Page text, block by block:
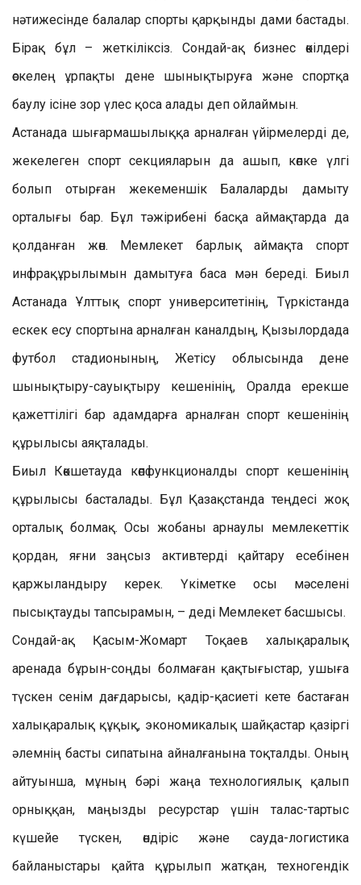
нәтижесінде балалар спорты қарқынды дами бастады.
Бірақ бұл – жеткіліксіз. Сондай-ақ бизнес өкілдері
өскелең ұрпақты дене шынықтыруға және спортқа
баулу ісіне зор үлес қоса алады деп ойлаймын.
Астанада шығармашылыққа арналған үйірмелерді де,
жекелеген спорт секцияларын да ашып, көпке үлгі
болып отырған жекеменшік Балаларды дамыту
орталығы бар. Бұл тәжірибені басқа аймақтарда да
қолданған жөн. Мемлекет барлық аймақта спорт
инфрақұрылымын дамытуға баса мән береді. Биыл
Астанада Ұлттық спорт университетінің, Түркістанда
ескек есу спортына арналған каналдың, Қызылордада
футбол стадионының, Жетісу облысында дене
шынықтыру-сауықтыру кешенінің, Оралда ерекше
қажеттілігі бар адамдарға арналған спорт кешенінің
құрылысы аяқталады.
Биыл Көкшетауда көпфункционалды спорт кешенінің
құрылысы басталады. Бұл Қазақстанда теңдесі жоқ
орталық болмақ. Осы жобаны арнаулы мемлекеттік
қордан, яғни заңсыз активтерді қайтару есебінен
қаржыландыру керек. Үкіметке осы мәселені
пысықтауды тапсырамын, – деді Мемлекет басшысы.
Сондай-ақ Қасым-Жомарт Тоқаев халықаралық
аренада бұрын-соңды болмаған қақтығыстар, ушыға
түскен сенім дағдарысы, қадір-қасиеті кете бастаған
халықаралық құқық, экономикалық шайқастар қазіргі
әлемнің басты сипатына айналғанына тоқталды. Оның
айтуынша, мұның бәрі жаңа технологиялық қалып
орныққан, маңызды ресурстар үшін талас-тартыс
күшейе түскен, өндіріс және сауда-логистика
байланыстары қайта құрылып жатқан, техногендік